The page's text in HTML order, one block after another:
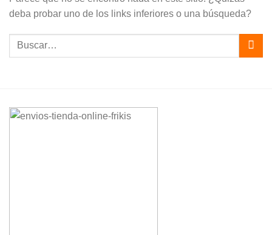
deba probar uno de los links inferiores o una búsqueda?